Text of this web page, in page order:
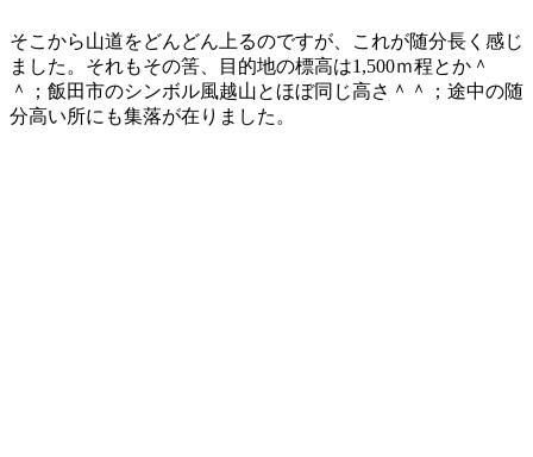
そこから山道をどんどん上るのですが、これが随分長く感じ
ました。それもその筈、目的地の標高は1,500ｍ程とか＾
＾；飯田市のシンボル風越山とほぼ同じ高さ＾＾；途中の随
分高い所にも集落が在りました。